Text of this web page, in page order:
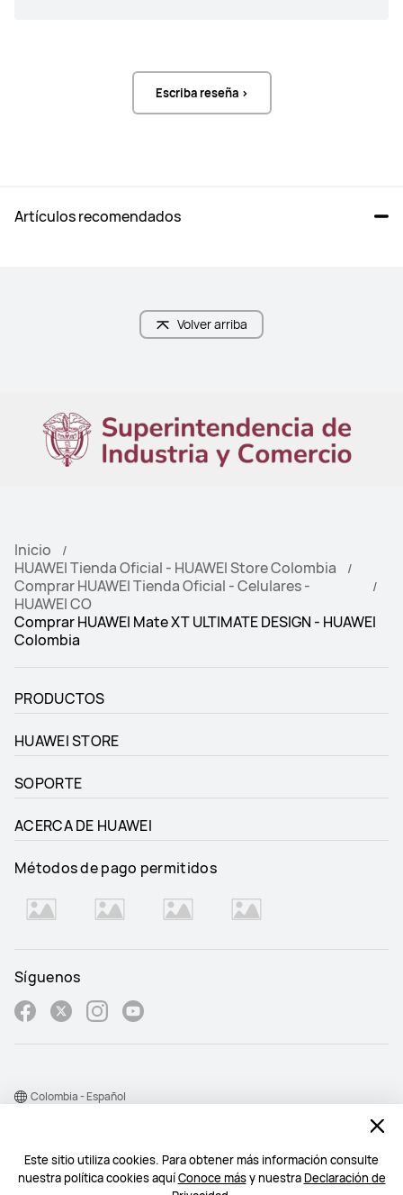
Este sitio utiliza cookies. Para obtener más información consulte
nuestra política cookies aquíConoce másy nuestraDeclaración de
Escriba reseña >
Artículos recomendados
Volver arriba
Inicio
HUAWEI Tienda Oficial - HUAWEI Store Colombia
Comprar HUAWEI Tienda Oficial - Celulares -
HUAWEI CO
Comprar HUAWEI Mate XT ULTIMATE DESIGN - HUAWEI
Colombia
PRODUCTOS
HUAWEI STORE
SOPORTE
ACERCA DE HUAWEI
Métodos de pago permitidos
Síguenos
Condiciones de uso
Colombia - Español